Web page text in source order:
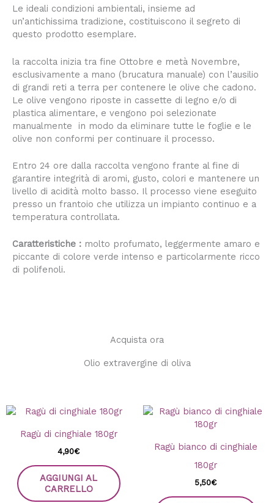
Le ideali condizioni ambientali, insieme ad
un’antichissima tradizione, costituiscono il segreto di
questo prodotto esemplare.
la raccolta inizia tra fine Ottobre e metà Novembre,
esclusivamente a mano (brucatura manuale) con l’ausilio
di grandi reti a terra per contenere le olive che cadono.
Le olive vengono riposte in cassette di legno e/o di
plastica alimentare, e vengono poi selezionate
manualmente in modo da eliminare tutte le foglie e le
olive non conformi per continuare il processo.
Entro 24 ore dalla raccolta vengono frante al fine di
garantire integrità di aromi, gusto, colori e mantenere un
livello di acidità molto basso. Il processo viene eseguito
presso un frantoio che utilizza un impianto continuo e a
temperatura controllata.
Caratteristiche : molto profumato, leggermente amaro e
piccante di colore verde intenso e particolarmente ricco
di polifenoli.
Acquista ora
Olio extravergine di oliva
Ragù di cinghiale 180gr
4,90€
AGGIUNGI AL
CARRELLO
Ragù bianco di cinghiale
180gr
5,50€